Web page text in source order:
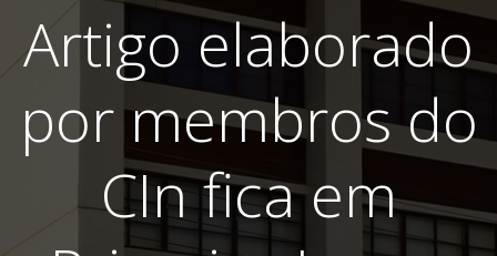
Artigo elaborado
por membros do
CIn fica em